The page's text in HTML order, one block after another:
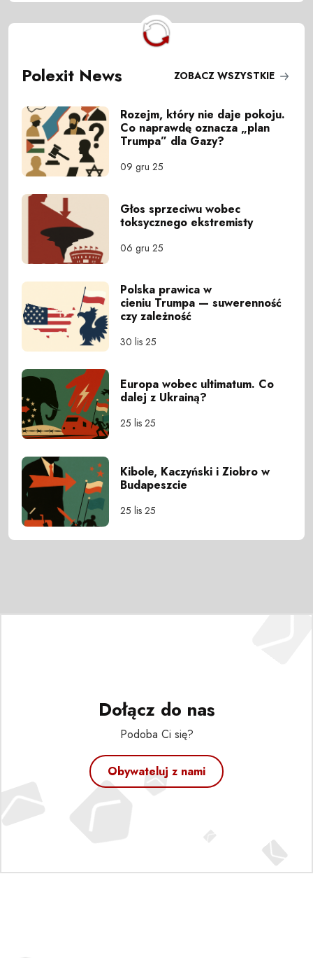
Polexit News ZOBACZ WSZYSTKIE
Rozejm, który nie daje pokoju.
Co naprawdę oznacza „plan
Trumpa” dla Gazy?
09 gru 25
Głos sprzeciwu wobec
toksycznego ekstremisty
06 gru 25
Polska prawica w
cieniu Trumpa — suwerenność
czy zależność
30 lis 25
Europa wobec ultimatum. Co
dalej z Ukrainą?
25 lis 25
Kibole, Kaczyński i Ziobro w
Budapeszcie
25 lis 25
Dołącz do nas
Podoba Ci się?
Obywateluj z nami